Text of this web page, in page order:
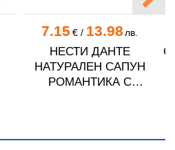
7.15 €/ 13.98 лв.
НЕСТИ ДАНТЕ
НАТУРАЛЕН САПУН
РОМАНТИКА С